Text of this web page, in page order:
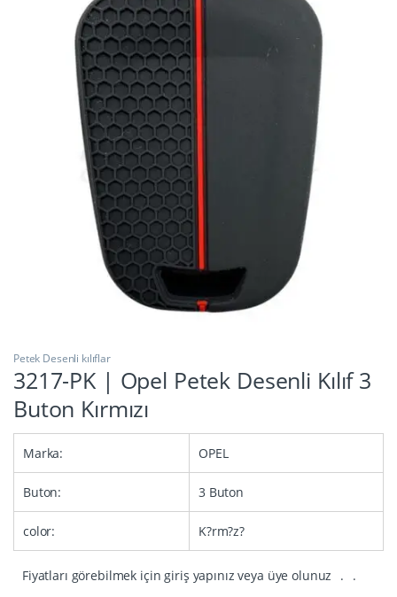
Petek Desenli kılıflar
3217-PK | Opel Petek Desenli Kılıf 3
Buton Kırmızı
Marka: OPEL
Buton: 3 Buton
color: K?rm?z?
Fiyatları görebilmek için giriş yapınız veya üye olunuz . .